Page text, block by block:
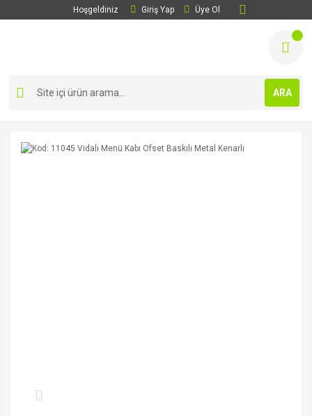
Hoşgeldiniz Giriş Yap Üye Ol
ARA